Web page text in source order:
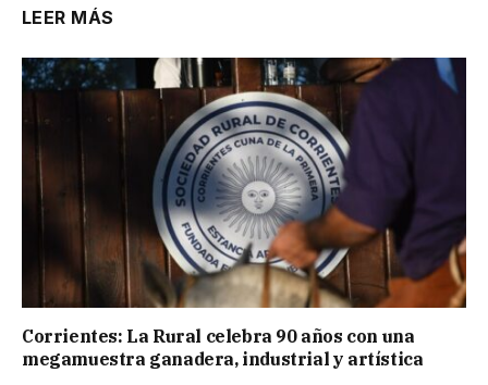
LEER MÁS
Corrientes: La Rural celebra 90 años con una
megamuestra ganadera, industrial y artística